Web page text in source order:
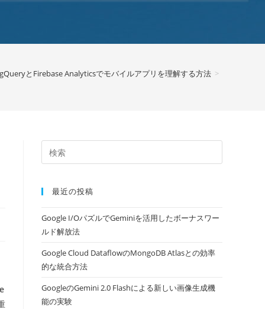
とFirebase Analyticsでモバイルアプリを理解する方法 >
最近の投稿
Google I/OパズルでGeminiを活用したボーナスワー
ルド解放法
Google Cloud DataflowのMongoDB Atlasとの効率
的な統合方法
GoogleのGemini 2.0 Flashによる新しい画像生成機
能の実験